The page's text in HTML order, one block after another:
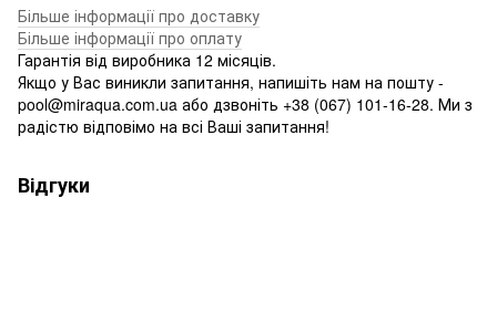
Більше інформації про доставку
Більше інформації про оплату
Гарантія від виробника 12 місяців.
Якщо у Вас виникли запитання, напишіть нам на пошту -
pool@miraqua.com.ua або дзвоніть +38 (067) 101-16-28. Ми з
радістю відповімо на всі Ваші запитання!
Відгуки